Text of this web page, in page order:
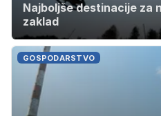
Najboljše destinacije za
zaklad
GOSPODARSTVO